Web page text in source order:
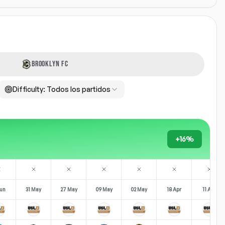
BROOKLYN FC
Difficulty: Todos los partidos
+16%
31 May 27 May 09 May 02 May 18 Apr 11 Apr